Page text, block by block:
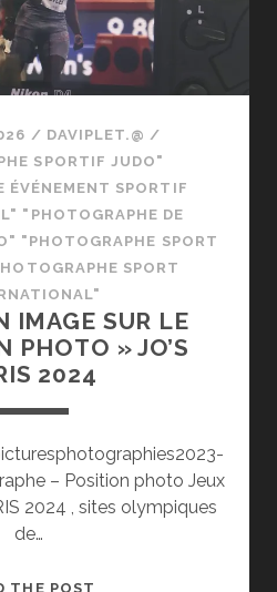
/ DAVIPLET.@ /
SPORTIF JUDO"
ÉVÉNEMENT SPORTIF
"PHOTOGRAPHE DE
"PHOTOGRAPHE SPORT
SPORT
IMAGE SUR LE
PHOTO » JO’S
2024
– Position photo Jeux
2024 , sites olympiques
de…
THE POST